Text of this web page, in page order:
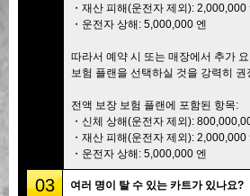
・재산 피해(운전자 제외): 2,000,000
・운전자 상해: 5,000,000 엔
따라서 예약 시 또는 매장에서 추가
보험 플랜을 선택하실 것을 강력히 권
전액 보장 보험 플랜에 포함된 항목:
・신체 상해(운전자 제외):
・재산 피해(운전자 제외): 2,000,000
・운전자 상해: 5,000,000 엔
03 여러 명이 탈 수 있는 카트가 있나요?